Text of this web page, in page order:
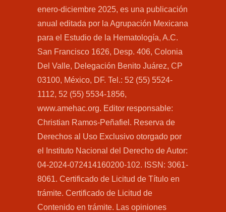
enero-diciembre 2025, es una publicación
anual editada por la Agrupación Mexicana
para el Estudio de la Hematología, A.C.
San Francisco 1626, Desp. 406, Colonia
Del Valle, Delegación Benito Juárez, CP
03100, México, DF. Tel.: 52 (55) 5524-
1112, 52 (55) 5534-1856,
www.amehac.org. Editor responsable:
Christian Ramos-Peñafiel. Reserva de
Derechos al Uso Exclusivo otorgado por
el Instituto Nacional del Derecho de Autor:
04-2024-072414160200-102. ISSN: 3061-
8061. Certificado de Licitud de Título en
trámite. Certificado de Licitud de
Contenido en trámite. Las opiniones